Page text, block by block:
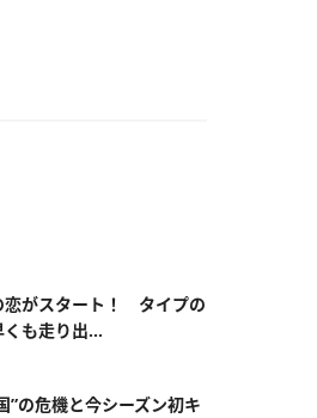
恋がスタート！ タイプの
も走り出...
”の危機と今シーズン初キ